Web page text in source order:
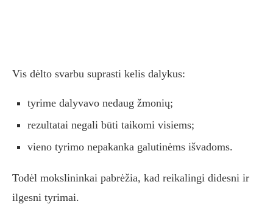
Vis dėlto svarbu suprasti kelis dalykus:
tyrime dalyvavo nedaug žmonių;
rezultatai negali būti taikomi visiems;
vieno tyrimo nepakanka galutinėms išvadoms.
Todėl mokslininkai pabrėžia, kad reikalingi didesni ir
ilgesni tyrimai.